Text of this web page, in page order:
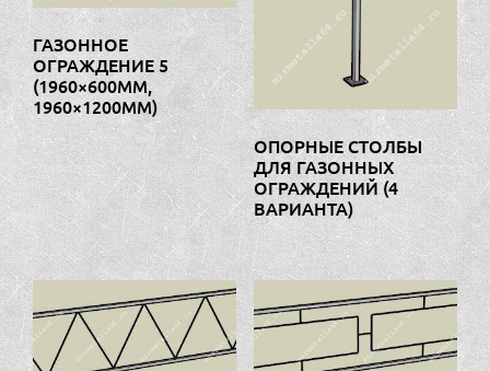
ГАЗОННОЕ
ОГРАЖДЕНИЕ 5
(1960×600ММ,
1960×1200ММ)
ОПОРНЫЕ СТОЛБЫ
ДЛЯ ГАЗОННЫХ
ОГРАЖДЕНИЙ (4
ВАРИАНТА)